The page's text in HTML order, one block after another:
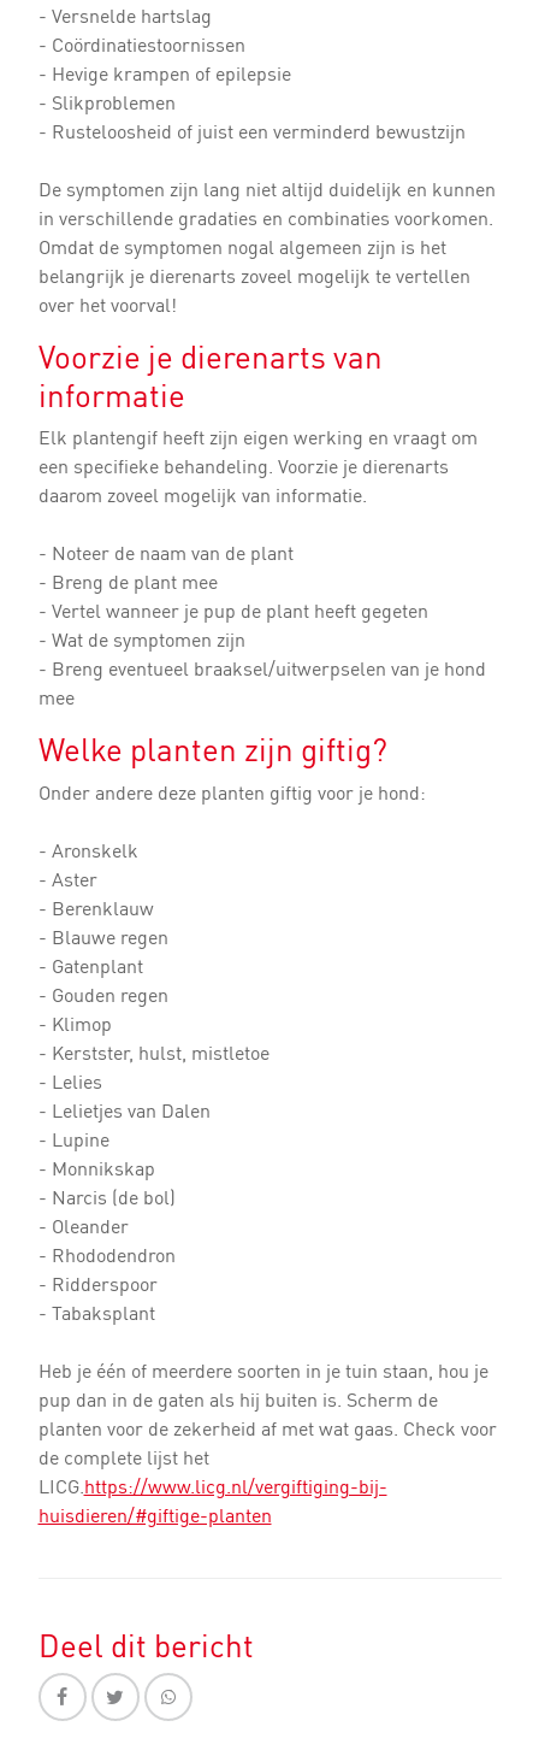
- Versnelde hartslag
- Coördinatiestoornissen
- Hevige krampen of epilepsie
- Slikproblemen
- Rusteloosheid of juist een verminderd bewustzijn
De symptomen zijn lang niet altijd duidelijk en kunnen
in verschillende gradaties en combinaties voorkomen.
Omdat de symptomen nogal algemeen zijn is het
belangrijk je dierenarts zoveel mogelijk te vertellen
over het voorval!
Voorzie je dierenarts van
informatie
Elk plantengif heeft zijn eigen werking en vraagt om
een specifieke behandeling. Voorzie je dierenarts
daarom zoveel mogelijk van informatie.
- Noteer de naam van de plant
- Breng de plant mee
- Vertel wanneer je pup de plant heeft gegeten
- Wat de symptomen zijn
- Breng eventueel braaksel/uitwerpselen van je hond
mee
Welke planten zijn giftig?
Onder andere deze planten giftig voor je hond:
- Aronskelk
- Aster
- Berenklauw
- Blauwe regen
- Gatenplant
- Gouden regen
- Klimop
- Kerstster, hulst, mistletoe
- Lelies
- Lelietjes van Dalen
- Lupine
- Monnikskap
- Narcis (de bol)
- Oleander
- Rhododendron
- Ridderspoor
- Tabaksplant
Heb je één of meerdere soorten in je tuin staan, hou je
pup dan in de gaten als hij buiten is. Scherm de
planten voor de zekerheid af met wat gaas. Check voor
de complete lijst het
LICG.https://www.licg.nl/vergiftiging-bij-
huisdieren/#giftige-planten
Deel dit bericht